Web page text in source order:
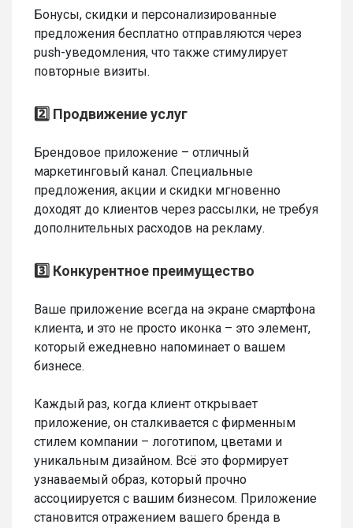
Бонусы, скидки и персонализированные
предложения бесплатно отправляются через
push-уведомления, что также стимулирует
повторные визиты.
2️⃣ Продвижение услуг
Брендовое приложение – отличный
маркетинговый канал. Специальные
предложения, акции и скидки мгновенно
доходят до клиентов через рассылки, не требуя
дополнительных расходов на рекламу.
3️⃣ Конкурентное преимущество
Ваше приложение всегда на экране смартфона
клиента, и это не просто иконка – это элемент,
который ежедневно напоминает о вашем
бизнесе.
Каждый раз, когда клиент открывает
приложение, он сталкивается с фирменным
стилем компании – логотипом, цветами и
уникальным дизайном. Всё это формирует
узнаваемый образ, который прочно
ассоциируется с вашим бизнесом. Приложение
становится отражением вашего бренда в